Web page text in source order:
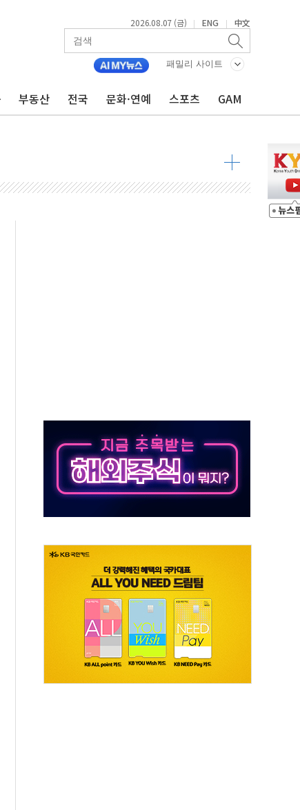
2026.08.07 (금) | ENG | 中文
패밀리 사이트
부동산 전국 문화·연예 스포츠 GAM
5거래일 랠리 '마침표'
막바지.."美와 직접 협상 없어"
·주요 정당 - 8월 7일
석 후보 - 8월 7일
상승… "2분기 기업 순이익 21% 증가" 전망
봇·AI 데이터센터·모빌리티 구체화
급 안보 점검회의
즈 재개방 기대에 강세
파리' 공격… 시민들 공포감 극대화 전략
위험수위…숨은 차입이 더 큰 변수"
1단계 진압 중